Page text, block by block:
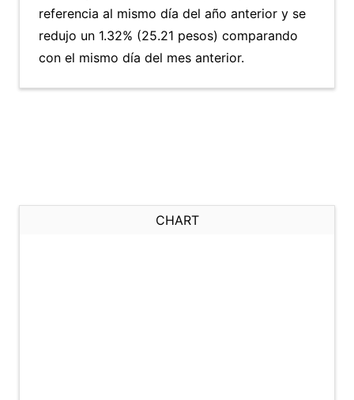
referencia al mismo día del año anterior y se
redujo un 1.32% (25.21 pesos) comparando
con el mismo día del mes anterior.
CHART